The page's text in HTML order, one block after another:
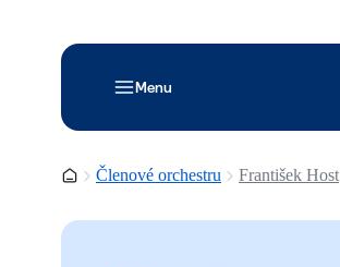
Menu
Domovská stránka
Členové orchestru František Host